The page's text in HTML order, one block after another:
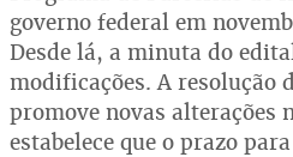
governo federal em
Desde lá, a minuta do
modificações. A resolução
promove novas alterações
estabelece que o prazo